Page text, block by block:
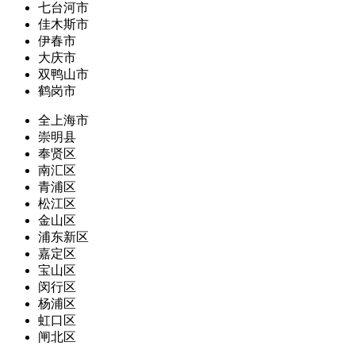
七台河市
佳木斯市
伊春市
大庆市
双鸭山市
鹤岗市
全上海市
崇明县
奉贤区
南汇区
青浦区
松江区
金山区
浦东新区
嘉定区
宝山区
闵行区
杨浦区
虹口区
闸北区